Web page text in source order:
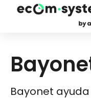
Bayonet